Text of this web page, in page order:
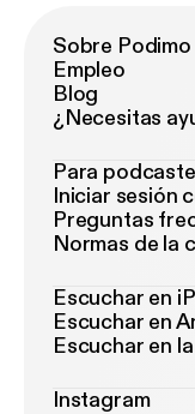
Sobre Podimo
Empleo
Blog
¿Necesitas
Para
Iniciar sesión
Preguntas
Normas de la
Escuchar en
Escuchar en
Escuchar en
Instagram